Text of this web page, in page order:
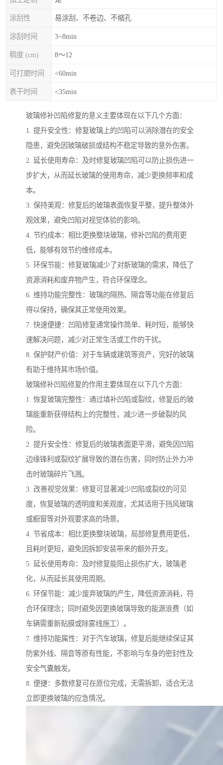
涂刮性 易涂刮、不卷边、不缩孔
涂刮时间 3~8min
稠度 (cm) 8～12
可打磨时间 <60min
表干时间 <35min
玻璃修补凹陷修复的意义主要体现在以下几个方面：
1. 提升安全性：修复玻璃上的凹陷可以消除潜在的安全
隐患，避免因玻璃破损或结构不稳定导致的意外伤害。
2. 延长使用寿命：及时修复玻璃凹陷可以防止损伤进一
步扩大，从而延长玻璃的使用寿命，减少更换频率和成
本。
3. 保持美观：修复后的玻璃表面恢复平整，提升整体外
观效果，避免凹陷对视觉体验的影响。
4. 节约成本：相比更换整块玻璃，修补凹陷的费用更
低，能够有效节约维修成本。
5. 环保节能：修复玻璃减少了对新玻璃的需求，降低了
资源消耗和废弃物产生，符合环保理念。
6. 维持功能完整性：玻璃的隔热、隔音等功能在修复后
得以保持，确保其正常使用效果。
7. 快速便捷：凹陷修复通常操作简单、耗时短，能够快
速解决问题，减少对正常生活或工作的干扰。
8. 保护财产价值：对于车辆或建筑等资产，完好的玻璃
有助于维持其市场价值。
玻璃修补凹陷修复的作用主要体现在以下几个方面：
1. 恢复玻璃完整性：通过填补凹陷或裂纹，修复后的玻
璃能重新获得结构上的完整性，减少进一步破裂的风
险。
2. 提升安全性：修复后的玻璃表面更平滑，避免因凹陷
边缘锋利或裂纹扩展导致的潜在伤害，同时防止外力冲
击时玻璃碎片飞溅。
3. 改善视觉效果：修复可显著减少凹陷或裂纹的可见
度，恢复玻璃的透明度和美观度，尤其适用于挡风玻璃
或橱窗等对外观要求高的场景。
4. 节省成本：相比更换整块玻璃，局部修复费用更低，
且耗时更短，避免因拆卸安装带来的额外开支。
5. 延长使用寿命：及时修复能阻止损伤扩大，玻璃老
化，从而延长其使用周期。
6. 环保节能：减少废弃玻璃的产生，降低资源消耗，符
合环保理念；同时避免因更换玻璃导致的能源浪费（如
车辆需重新贴膜或除雾线施工）。
7. 维持功能属性：对于汽车玻璃，修复后能继续保证其
防紫外线、隔音等原有性能，不影响与车身的密封性及
安全气囊触发。
8. 便捷：多数修复可在原位完成，无需拆卸，适合无法
立即更换玻璃的应急情况。